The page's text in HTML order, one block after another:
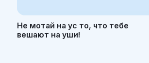
Не мотай на ус то, что тебе
вешают на уши!